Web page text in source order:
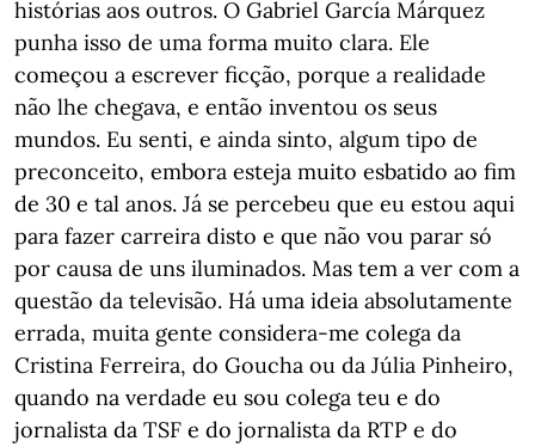
histórias aos outros. O Gabriel García Márquez
punha isso de uma forma muito clara. Ele
começou a escrever ficção, porque a realidade
não lhe chegava, e então inventou os seus
mundos. Eu senti, e ainda sinto, algum tipo de
preconceito, embora esteja muito esbatido ao fim
de 30 e tal anos. Já se percebeu que eu estou aqui
para fazer carreira disto e que não vou parar só
por causa de uns iluminados. Mas tem a ver com a
questão da televisão. Há uma ideia absolutamente
errada, muita gente considera-me colega da
Cristina Ferreira, do Goucha ou da Júlia Pinheiro,
quando na verdade eu sou colega teu e do
jornalista da TSF e do jornalista da RTP e do